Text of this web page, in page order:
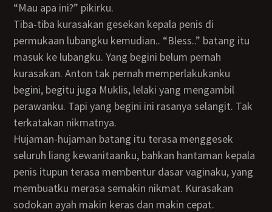
“Mau apa ini?” pikirku.
Tiba-tiba kurasakan gesekan kepala penis di
permukaan lubangku kemudian.. “Bless..” batang itu
masuk ke lubangku. Yang begini belum pernah
kurasakan. Anton tak pernah memperlakukanku
begini, begitu juga Muklis, lelaki yang mengambil
perawanku. Tapi yang begini ini rasanya selangit. Tak
terkatakan nikmatnya.
Hujaman-hujaman batang itu terasa menggesek
seluruh liang kewanitaanku, bahkan hantaman kepala
penis itupun terasa membentur dasar vaginaku, yang
membuatku merasa semakin nikmat. Kurasakan
sodokan ayah makin keras dan makin cepat.